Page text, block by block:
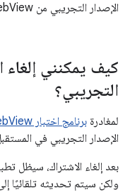
الإصدار التجريبي من WebView.
كيف يمكنني إلغاء
التجريبي؟
لمغادرة برنامج اختبار WebView
الإصدار التجريبي في
ولكن سيتم تحديثه تلقائيًا